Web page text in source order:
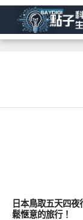
日本鳥取五天四
鬆愜意的旅行！